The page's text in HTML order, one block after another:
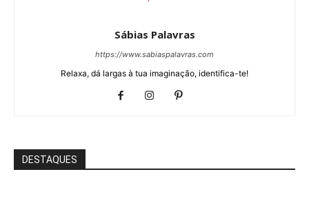
Sábias Palavras
https://www.sabiaspalavras.com
Relaxa, dá largas à tua imaginação, identifica-te!
DESTAQUES